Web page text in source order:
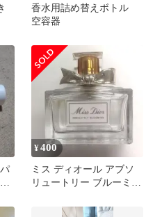
香水用詰め替えボトル
空容器
¥400
ミス ディオール アブソ
リュートリー ブルーミン